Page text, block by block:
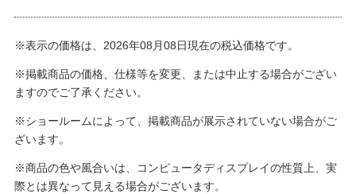
※表示の価格は、2026年08月08日現在の税込価格です。
※掲載商品の価格、仕様等を変更、または中止する場合がござい
ますのでご了承ください。
※ショールームによって、掲載商品が展示されていない場合がご
ざいます。
※商品の色や風合いは、コンピュータディスプレイの性質上、実
際とは異なって見える場合がございます。